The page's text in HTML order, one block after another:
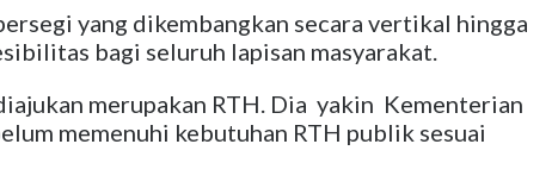
yang dikembangkan secara vertikal hingga
bagi seluruh lapisan masyarakat.
merupakan RTH. Dia yakin Kementerian
memenuhi kebutuhan RTH publik sesuai